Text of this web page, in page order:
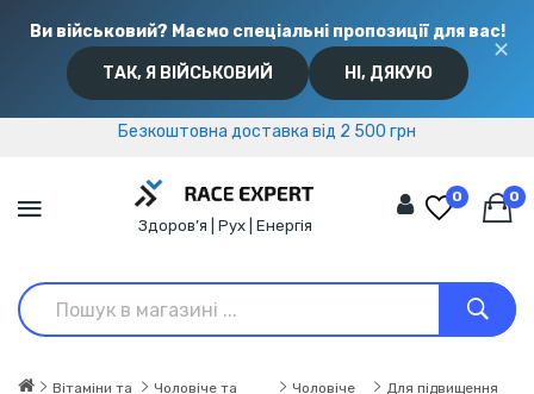
Ви військовий? Маємо спеціальні пропозиції для вас!
ТАК, Я ВІЙСЬКОВИЙ НІ, ДЯКУЮ
✕
Безкоштовна доставка від 2 500 грн
Безкоштовна доставка від 2 500 грн
Здоров’я | Рух | Енергія
0 0
Вітаміни та
Чоловіче та
Чоловіче
Для підвищення